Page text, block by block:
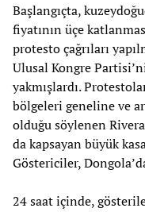
Başlangıçta,
fiyatının üçe
protesto çağrıları
Ulusal Kongre
yakmışlardı.
bölgeleri geneline ve
olduğu söylenen
da kapsayan büyük
Göstericiler,
24 saat içinde,